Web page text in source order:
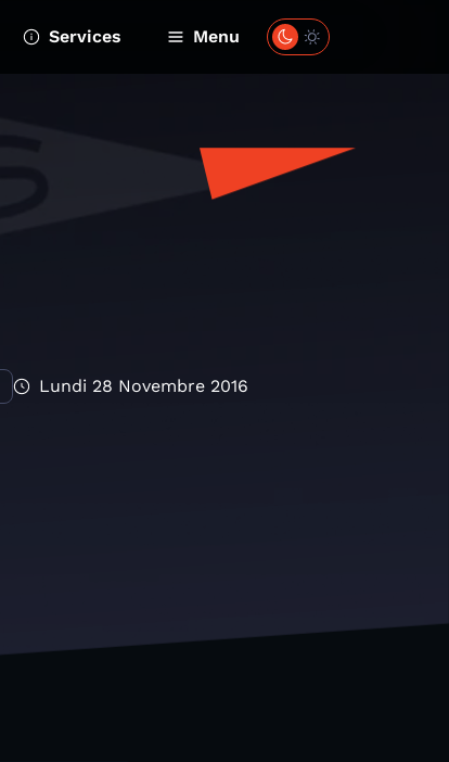
Services Menu
Lundi 28 Novembre 2016